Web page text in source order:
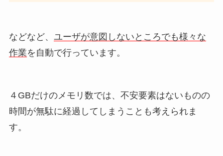
などなど、 ユーザが意図しないところでも様々な
作業を自動で行っています。
４GBだけのメモリ数では、不安要素はないものの
時間が無駄に経過してしまうことも考えられま
す。